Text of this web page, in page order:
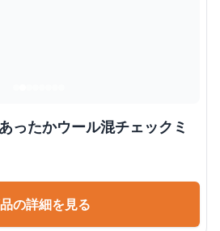
ったかウール混チェックミ
の詳細を見る